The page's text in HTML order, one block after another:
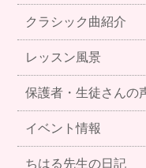
クラシック曲紹介
レッスン風景
保護者・生徒さんの
イベント情報
ちはる先生の日記